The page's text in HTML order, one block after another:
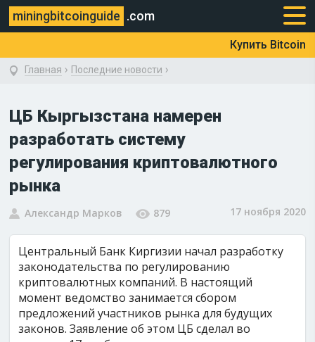
miningbitcoinguide .com
Купить Bitcoin
Главная › Последние новости ›
ЦБ Кыргызстана намерен
разработать систему
регулирования криптовалютного
рынка
Александр Марков 879 17 ноября 2020
Центральный Банк Киргизии начал разработку
законодательства по регулированию
криптовалютных компаний. В настоящий
момент ведомство занимается сбором
предложений участников рынка для будущих
законов. Заявление об этом ЦБ сделал во